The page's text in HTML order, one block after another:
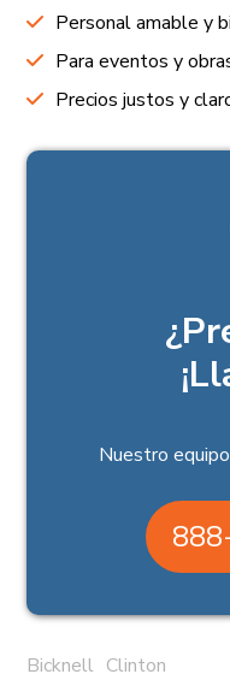
Personal amable y
Para eventos y
Precios justos y
Nuestro
Bicknell Clinton